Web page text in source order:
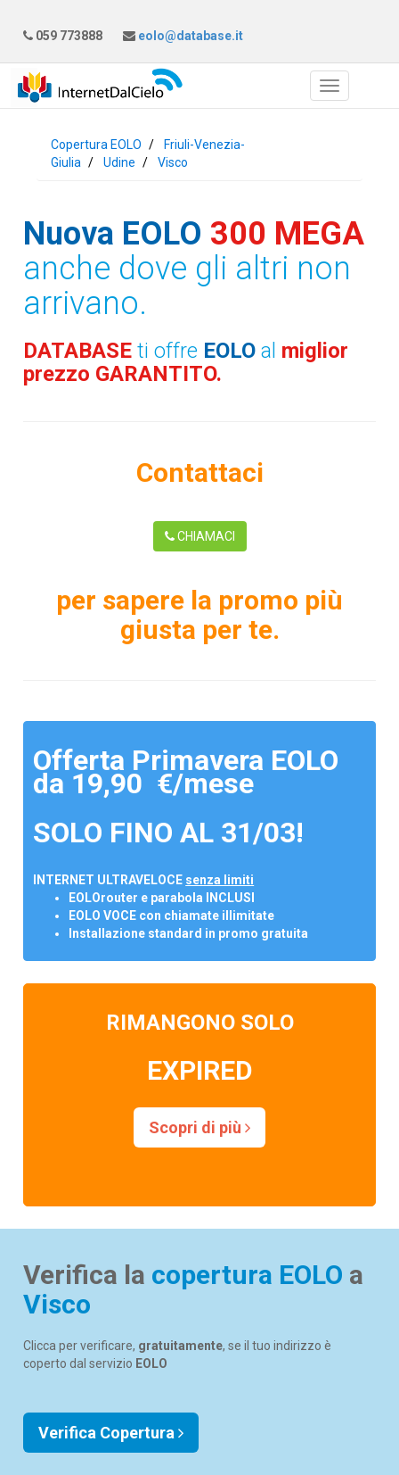
059 773888 eolo@database.it
Copertura EOLO
Friuli-Venezia-
Giulia
Udine Visco
Nuova EOLO 300 MEGA
anche dove gli altri non
arrivano.
DATABASEti offre EOLO al miglior
prezzo GARANTITO.
Contattaci
CHIAMACI
per sapere la promo più
giusta per te.
Offerta Primavera EOLO
da 19,90 €/mese
SOLO FINO AL 31/03!
INTERNET ULTRAVELOCE senza limiti
EOLOrouter e parabola INCLUSI
EOLO VOCE con chiamate illimitate
Installazione standard in promo gratuita
RIMANGONO SOLO
EXPIRED
Scopri di più
Verifica la copertura EOLO a
Visco
Clicca per verificare, gratuitamente, se il tuo indirizzo è
coperto dal servizio EOLO
Verifica Copertura